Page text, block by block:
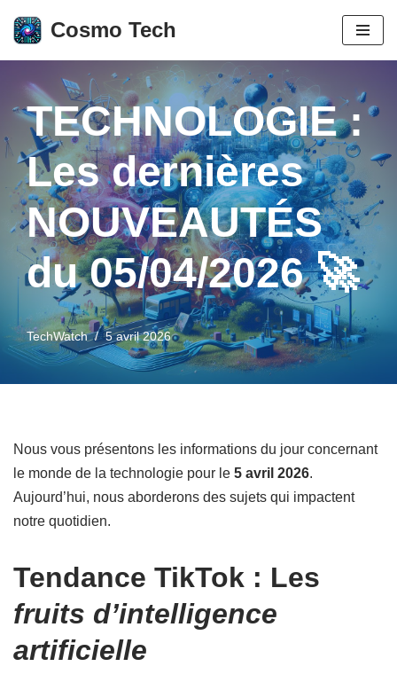
Aller
contenu
Cosmo Tech
TECHNOLOGIE :
Les dernières
NOUVEAUTÉS
du 05/04/2026 🚀
TechWatch 5 avril 2026
Nous vous présentons les informations du jour concernant
le monde de la technologie pour le 5 avril 2026.
Aujourd’hui, nous aborderons des sujets qui impactent
notre quotidien.
Tendance TikTok : Les
fruits d’intelligence
artificielle